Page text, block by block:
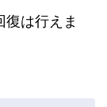
は行えま